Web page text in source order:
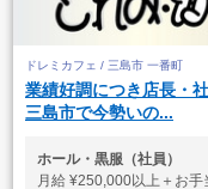
ドレミカフェ / 三島市 一番町
業績好調につき店長・
三島市で今勢いの...
ホール・黒服（社員）
月給 ¥250,000以上＋お手